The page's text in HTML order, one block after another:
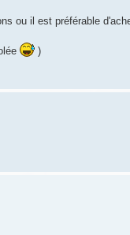
ou il est préférable
)